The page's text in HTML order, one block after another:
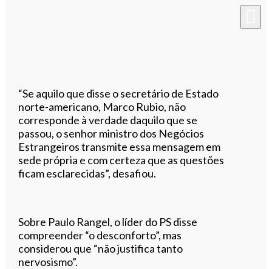
“Se aquilo que disse o secretário de Estado
norte-americano, Marco Rubio, não
corresponde à verdade daquilo que se
passou, o senhor ministro dos Negócios
Estrangeiros transmite essa mensagem em
sede própria e com certeza que as questões
ficam esclarecidas”, desafiou.
Sobre Paulo Rangel, o líder do PS disse
compreender “o desconforto”, mas
considerou que “não justifica tanto
nervosismo”.